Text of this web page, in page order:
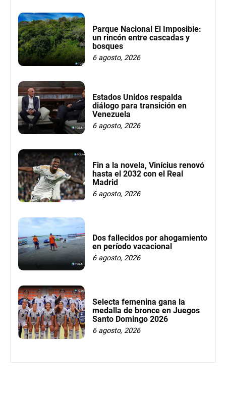
Parque Nacional El Imposible:
un rincón entre cascadas y
bosques
6 agosto, 2026
Estados Unidos respalda
diálogo para transición en
Venezuela
6 agosto, 2026
Fin a la novela, Vinícius renovó
hasta el 2032 con el Real
Madrid
6 agosto, 2026
Dos fallecidos por ahogamiento
en período vacacional
6 agosto, 2026
Selecta femenina gana la
medalla de bronce en Juegos
Santo Domingo 2026
6 agosto, 2026